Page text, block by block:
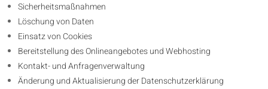
Sicherheitsmaßnahmen
Löschung von Daten
Einsatz von Cookies
Bereitstellung des Onlineangebotes und Webhosting
Kontakt- und Anfragenverwaltung
Änderung und Aktualisierung der Datenschutzerklärung